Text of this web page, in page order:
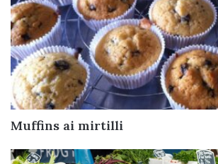
Muffins ai mirtilli